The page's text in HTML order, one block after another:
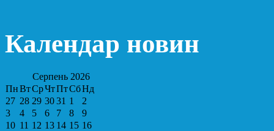
Календар новин
Серпень 2026
ПнВтСрЧтПтСбНд
27 28 29 3031 1
2
3
4 5 6 7 8
9
10 11 12 13 14 15 16